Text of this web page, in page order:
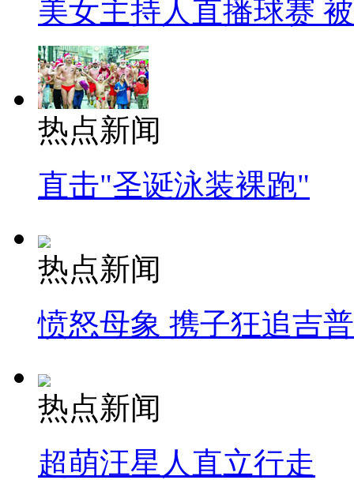
美女主持人直播球赛
热点新闻
直击"圣诞泳装裸跑"
热点新闻
愤怒母象 携子狂追吉
热点新闻
超萌汪星人直立行走